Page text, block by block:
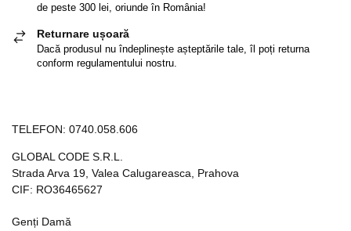
de peste 300 lei, oriunde în România!
Returnare ușoară
Dacă produsul nu îndeplinește așteptările tale, îl poți returna
conform regulamentului nostru.
TELEFON: 0740.058.606
GLOBAL CODE S.R.L.
Strada Arva 19, Valea Calugareasca, Prahova
CIF: RO36465627
Genți Damă